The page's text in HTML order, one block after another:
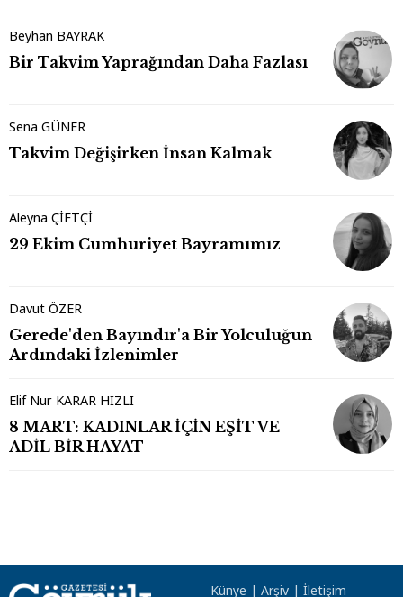
Beyhan BAYRAK
Bir Takvim Yaprağından Daha Fazlası
Sena GÜNER
Takvim Değişirken İnsan Kalmak
Aleyna ÇİFTÇİ
29 Ekim Cumhuriyet Bayramımız
Davut ÖZER
Gerede'den Bayındır'a Bir Yolculuğun
Ardındaki İzlenimler
Elif Nur KARAR HIZLI
8 MART: KADINLAR İÇİN EŞİT VE
ADİL BİR HAYAT
Künye | Arşiv | İletişim